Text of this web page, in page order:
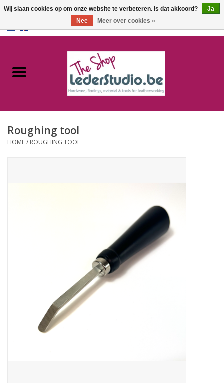
Catalogus
FAQ
Roughing tool
HOME/ ROUGHING TOOL
Wij slaan cookies op om onze website te verbeteren. Is dat akkoord?
Ja
Nee
Meer over cookies »